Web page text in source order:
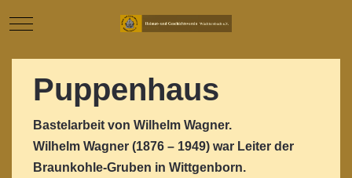
Mobile Menu Toggle
Puppenhaus
Bastelarbeit von Wilhelm Wagner.
Wilhelm Wagner (1876 – 1949) war Leiter der
Braunkohle-Gruben in Wittgenborn.